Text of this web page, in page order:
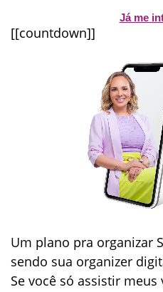
Já me
[[countdown]]
Um plano pra organizar
sendo sua organizer
Se você só assistir